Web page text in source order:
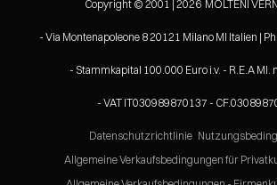
Copyright © 2001 | 2026 MOLTENI
- Via Montenapoleone 8 20121 Milano MI Italien |
- Stammkapital 100.000 Euro i.v. - R.E.A MI.
- VAT IT030989870137 -
Datenschutzrichtlinie
Allgemeine Verkaufsbedingungen für